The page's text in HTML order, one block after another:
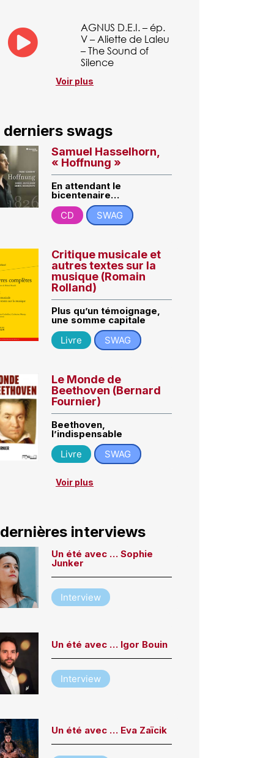
AGNUS D.E.I. – ép.
V – Aliette de Laleu
– The Sound of
Silence
Voir plus
derniers swags
Samuel Hasselhorn,
« Hoffnung »
En attendant le
bicentenaire…
CD
SWAG
Critique musicale et
autres textes sur la
musique (Romain
Rolland)
Plus qu’un témoignage,
une somme capitale
Livre
SWAG
Le Monde de
Beethoven (Bernard
Fournier)
Beethoven,
l’indispensable
Livre
SWAG
Voir plus
interviews
Un été avec … Sophie
Junker
Interview
Un été avec … Igor Bouin
Interview
Un été avec … Eva Zaïcik